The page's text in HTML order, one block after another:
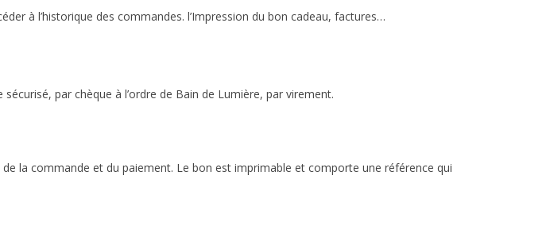
à l’historique des commandes. l’Impression du bon cadeau, factures…
par chèque à l’ordre de Bain de Lumière, par virement.
la commande et du paiement. Le bon est imprimable et comporte une référence qui